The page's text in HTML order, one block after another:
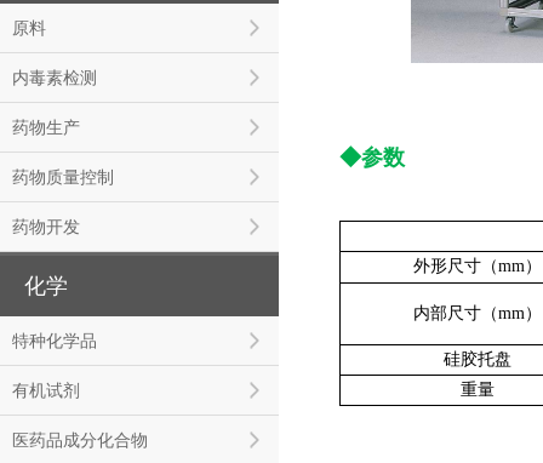
原料
内毒素检测
药物生产
药物质量控制
药物开发
化学
特种化学品
有机试剂
医药品成分化合物
◆参数
外形尺寸（mm）
内部尺寸（mm）
硅胶托盘
重量